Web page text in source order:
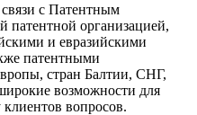
с Патентным
патентной организацией,
и евразийскими
патентными
стран Балтии, СНГ,
возможности для
вопросов.